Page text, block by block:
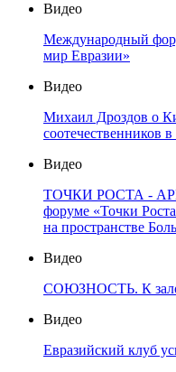
Видео
Международный
мир Евразии»
Видео
Михаил Дроздов о
соотечественников
Видео
ТОЧКИ РОСТА -
форуме «Точки
на пространстве
Видео
СОЮЗНОСТЬ. К
Видео
Евразийский клуб